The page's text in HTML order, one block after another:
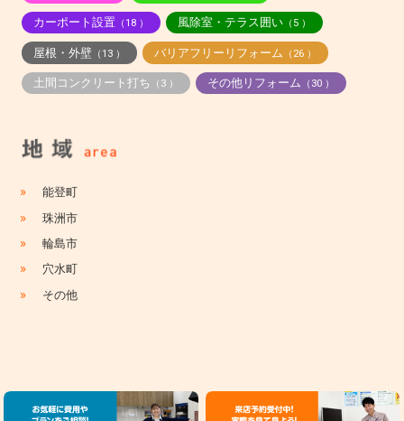
カーポート設置（18 ） 風除室・テラス囲い（5 ）
屋根・外壁（13 ） バリアフリーリフォーム （26 ）
土間コンクリート打ち （3 ） その他リフォーム （30 ）
» 能登町
» 珠洲市
» 輪島市
» 穴水町
» その他